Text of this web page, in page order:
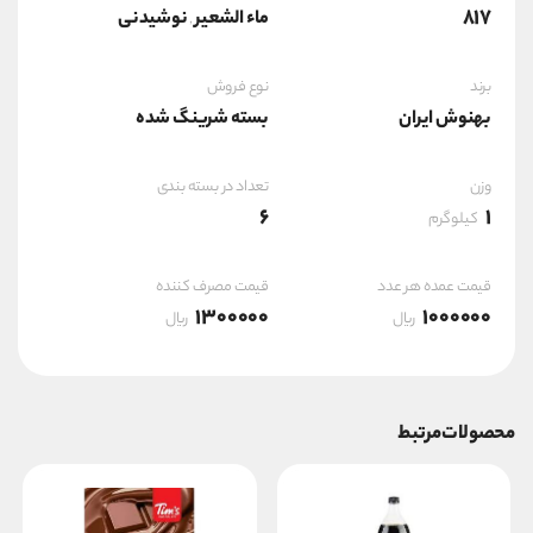
817 ماء الشعير,نوشیدنی
برند
بهنوش ایران
نوع فروش
بسته شرینگ شده
وزن
1 کیلوگرم
تعداد در بسته بندی
6
قیمت عمده هر عدد
1000000 ریال
قیمت مصرف کننده
1300000 ریال
محصولات مرتبط